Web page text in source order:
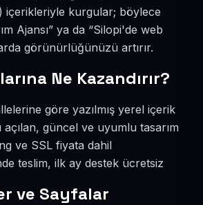
içerikleriyle kurgular; böylece
Ajansı” ya da “Silopi'de web
görünürlüğünüzü artırır.
Ne Kazandırır?
göre yazılmış yerel içerik
açılan, güncel ve uyumlu tasarım
ve SSL fiyata dahil
teslim, ilk ay destek ücretsiz
ve Sayfalar